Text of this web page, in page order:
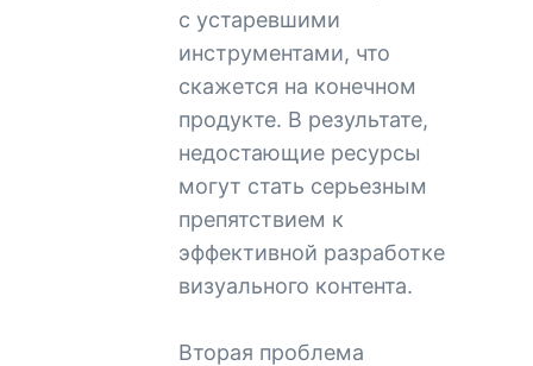
с устаревшими
инструментами, что
скажется на конечном
продукте. В результате,
недостающие ресурсы
могут стать серьезным
препятствием к
эффективной разработке
визуального контента.
Вторая проблема